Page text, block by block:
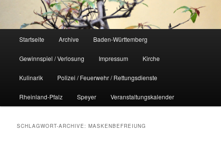
Startseite Archive Baden-Württemberg
Gewinnspiel / Verlosung Impressum Kirche
Kulinarik Polizei / Feuerwehr / Rettungsdienste
Rheinland-Pfalz Speyer Veranstaltungskalender
SCHLAGWORT-ARCHIVE:MASKENBEFREIUNG